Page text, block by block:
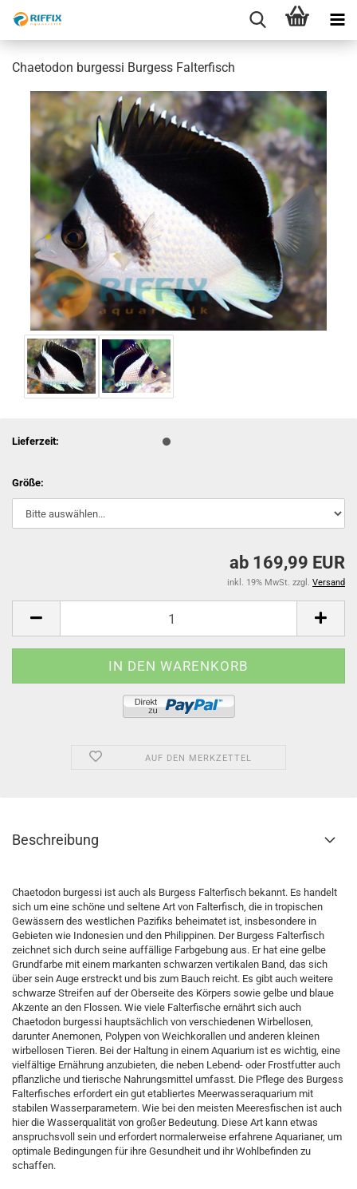
Chaetodon burgessi Burgess Falterfisch
Lieferzeit:
Größe:
ab 169,99 EUR
inkl. 19% MwSt. zzgl. Versand
AUF DEN MERKZETTEL
Beschreibung
Chaetodon burgessi ist auch als Burgess Falterfisch bekannt. Es handelt
sich um eine schöne und seltene Art von Falterfisch, die in tropischen
Gewässern des westlichen Pazifiks beheimatet ist, insbesondere in
Gebieten wie Indonesien und den Philippinen. Der Burgess Falterfisch
zeichnet sich durch seine auffällige Farbgebung aus. Er hat eine gelbe
Grundfarbe mit einem markanten schwarzen vertikalen Band, das sich
über sein Auge erstreckt und bis zum Bauch reicht. Es gibt auch weitere
schwarze Streifen auf der Oberseite des Körpers sowie gelbe und blaue
Akzente an den Flossen. Wie viele Falterfische ernährt sich auch
Chaetodon burgessi hauptsächlich von verschiedenen Wirbellosen,
darunter Anemonen, Polypen von Weichkorallen und anderen kleinen
wirbellosen Tieren. Bei der Haltung in einem Aquarium ist es wichtig, eine
vielfältige Ernährung anzubieten, die neben Lebend- oder Frostfutter auch
pflanzliche und tierische Nahrungsmittel umfasst. Die Pflege des Burgess
Falterfisches erfordert ein gut etabliertes Meerwasseraquarium mit
stabilen Wasserparametern. Wie bei den meisten Meeresfischen ist auch
hier die Wasserqualität von großer Bedeutung. Diese Art kann etwas
anspruchsvoll sein und erfordert normalerweise erfahrene Aquarianer, um
optimale Bedingungen für ihre Gesundheit und ihr Wohlbefinden zu
schaffen.